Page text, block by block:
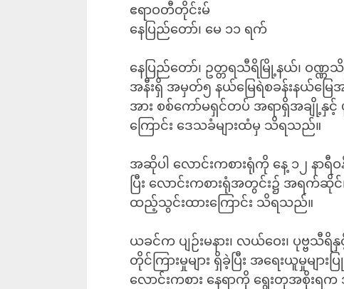
ဧရာဝတီတိုင်းမ်
နေပြည်တော်၊ မေ ၁၁ ရက်
နေပြည်တော်၊ ဥတ္တရသီရိမြို့နယ်၊ ဝဏ္ဏ
အနီးရှိ အမှတ်၅ နယ်မြေရဲစခန်းနယ်မြေ
အား စစ်ကော်မရှင်တပ် အရာရှိအချို့နှင့်
ကြောင်း ဒေသခံများထံမှ သိရသည်။
အဆိုပါ လောင်းကစားရုံကို နေ့ ၁၂ နာ
ပြီး လောင်းကစားရုံအတွင်း၌ အရက်ဆိုင်
ထည့်သွင်းထားကြောင်း သိရသည်။
ယခင်က ပျဉ်းမနား၊ လယ်ဝေး၊ ပုဗ္ဗသီ
တိုင်ကြားမှုများ ရှိခဲ့ပြီး အရေးယူမှုမ
လောင်းကစား နေရာကို ရွေးတုအစိုးရက